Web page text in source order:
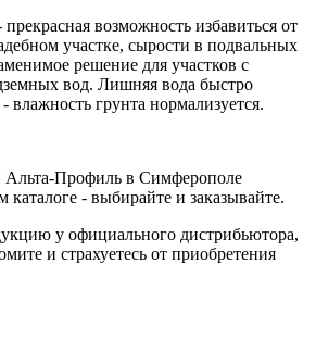
возможность избавиться от
участке, сырости в подвальных
решение для участков с
вод. Лишняя вода быстро
влажность грунта нормализуется.
Альта-Профиль в Симферополе
- выбирайте и заказывайте.
у официального дистрибьютора,
и страхуетесь от приобретения